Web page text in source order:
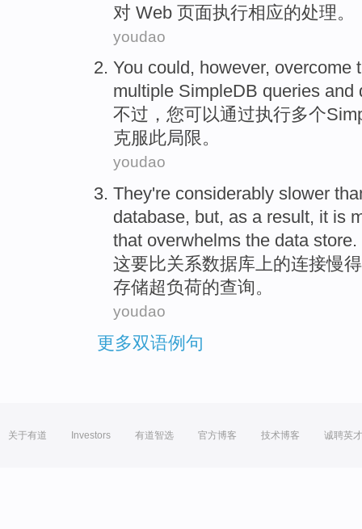
对 Web 页面执行相应的处理。
youdao
You could , however, overcome
multiple SimpleDB queries and
不过 ， 您可以通过执行多个
克服此局限。
youdao
They're considerably slower
database, but, as a result, it is
that overwhelms the data store.
这要比关系数据库上的连接慢
存储超负荷的查询。
youdao
更多双语例句
关于有道 Investors 有道智选 官方博客 技术博客 诚聘英才